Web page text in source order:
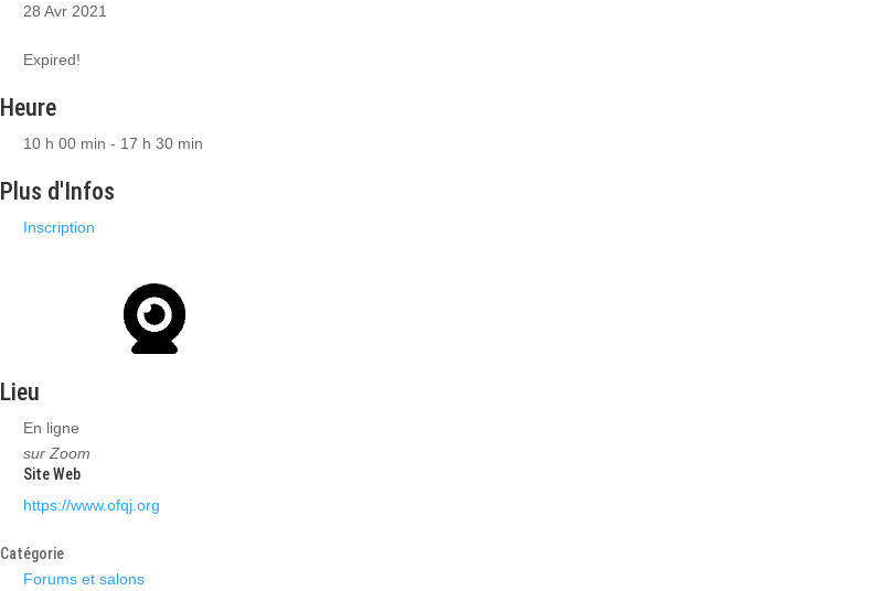
28 Avr 2021
Expired!
Heure
10 h 00 min - 17 h 30 min
Plus d'Infos
Inscription
Lieu
En ligne
sur Zoom
Site Web
https://www.ofqj.org
Catégorie
Forums et salons